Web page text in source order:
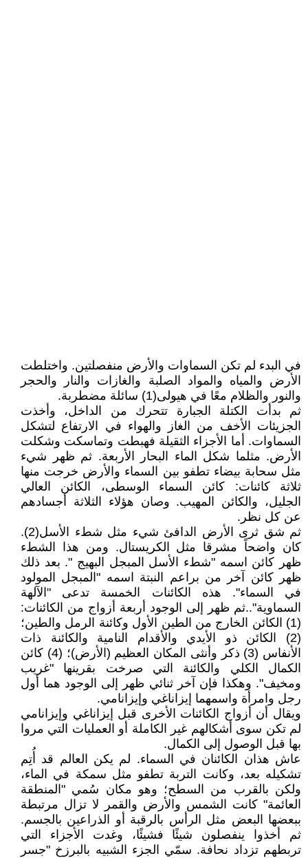
في البدء لم تكن السماوات والأرض منفصلتين. واختلطت
الأرض والمياه والمواد الصلبة والغازات والنار والحجر
والنور والظلام معًا في هيولى(1) سائلة مضطربة.
ثم بدأت الكتلة الجبارة تتحرك من الداخل، وأخذت
الجزيئات الأخف من الغاز والهواء في الارتفاع لتشكل
السماوات. أما الأجزاء الثقيلة فهبطت وتماسكت وشكلت
الأرض. مثلما شكل الماء البحار الأربعة. ثم ظهر شيء
مثل سحابة بيضاء تطفو بين السماء والأرض خرجت منها
ثلاثة كائنات: كائن السماء الوسطى، الكائن العالي
الجليل، والكائن المهيب. وصان هؤلاء الثلاثة أجسادهم
عن كل نظر.
ثم شق ثرى الأرض الدافئ شيء مثل شطء الأسل(2).
كان واضحاً مشرقا مثل الكريستال. ومن هذا الشطء
ظهر كائن اسمه "شطء الأسل المبجل البهيج ". بعد ذلك
ظهر كائن آخر من براعم النبتة اسمه "المبجل المولود
في السماء". هذه الكائنات الخمسة تدعى "الآلهة
السماوية"..ثم ظهر إلى الوجود أربعة أزواج من الكائنات:
(1) الكائن الخارج من الطين الأول وكائنة الرمل والطين؛
(2) الكائن ذو الأيدي والأقدام النامية والكائنة ذات
الأنفاس (3) ذكر وأنثى المكان العظيم (الأرض)؛ (4) كائن
الكمال الكلي والكائنة التي صرخت بقرينها "غريب
ومخيف". وهكذا فإن آخر ثنائي ظهر إلى الوجود هما أول
رجل وامرأة واسمهما إيزاناغي وإيزانامي.
ويقال أن أزواج الكائنات الأخرى قبل إيزاناغي وإيزانامي
لم تكن سوى أشكالهم غير الكاملة أو العمليات التي مروا
بها قبل الوصول إلى الكمال.
عاش هذان الكائنان في السماء. لم يكن العالم قد أُتِم
تشكيله بعد، وكانت التربة تطفو مثل سمكة في الماء،
ولكن بالقرب من السطح؛ وهو مكان سُمي "المنطقة
العائمة" كانت الشمس والأرض والقمر لا تزال مرتبطة
ببعضها البعض مثل الرأس بالرقبة أو الذراعين بالجسم.
ثم أخذوا ينفصلون شيئًا فشيئًا، وغدت الأجزاء التي
تربطهم تزداد نحافة. سمّي الجزء الشبيه بالبرزخ "جسر